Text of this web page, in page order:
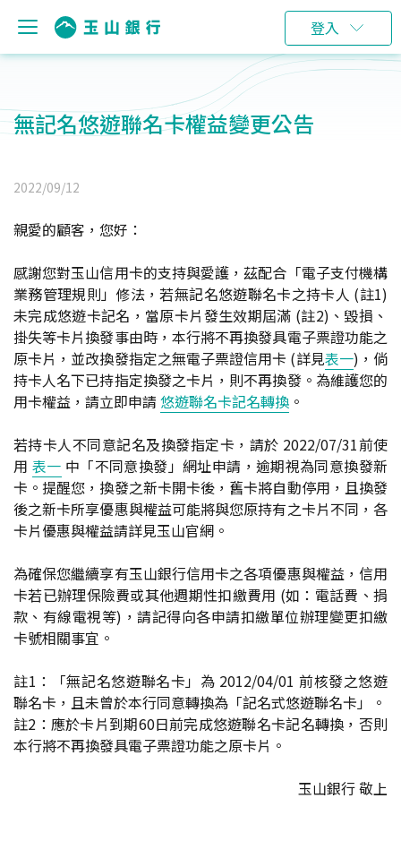
登入
無記名悠遊聯名卡權益變更公告
2022/09/12
親愛的顧客，您好：
感謝您對玉山信用卡的支持與愛護，茲配合「電子支付機構
業務管理規則」修法，若無記名悠遊聯名卡之持卡人 (註1)
未完成悠遊卡記名，當原卡片發生效期屆滿 (註2)、毀損、
掛失等卡片換發事由時，本行將不再換發具電子票證功能之
原卡片，並改換發指定之無電子票證信用卡 (詳見表一)，倘
持卡人名下已持指定換發之卡片，則不再換發。為維護您的
用卡權益，請立即申請 悠遊聯名卡記名轉換 。
若持卡人不同意記名及換發指定卡，請於 2022/07/31前使
用 表一 中「不同意換發」網址申請，逾期視為同意換發新
卡。提醒您，換發之新卡開卡後，舊卡將自動停用，且換發
後之新卡所享優惠與權益可能將與您原持有之卡片不同，各
卡片優惠與權益請詳見玉山官網。
為確保您繼續享有玉山銀行信用卡之各項優惠與權益，信用
卡若已辦理保險費或其他週期性扣繳費用 (如：電話費、捐
款、有線電視等)，請記得向各申請扣繳單位辦理變更扣繳
卡號相關事宜。
註1：「無記名悠遊聯名卡」為 2012/04/01 前核發之悠遊
聯名卡，且未曾於本行同意轉換為「記名式悠遊聯名卡」。
註2：應於卡片到期60日前完成悠遊聯名卡記名轉換，否則
本行將不再換發具電子票證功能之原卡片。
玉山銀行 敬上